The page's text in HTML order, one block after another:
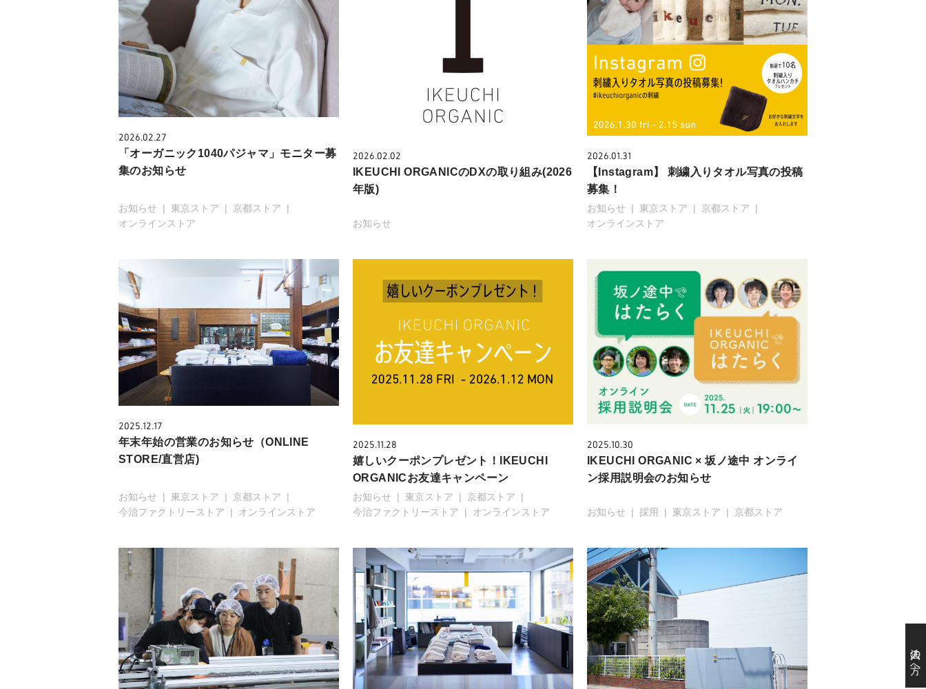
法人の方へ
2026.02.27
「オーガニック1040パジャマ」モニター募
集のお知らせ
お知らせ 東京ストア
京都ストア
オンラインストア
2026.02.02
IKEUCHI ORGANICのDXの取り組み(2026
年版)
お知らせ
2026.01.31
【Instagram】 刺繍入りタオル写真の投稿
募集！
お知らせ 東京ストア
京都ストア
オンラインストア
2025.12.17
年末年始の営業のお知らせ（ONLINE
STORE/直営店)
お知らせ 東京ストア
京都ストア
今治ファクトリーストア
オンラインストア
2025.11.28
嬉しいクーポンプレゼント！IKEUCHI
ORGANICお友達キャンペーン
お知らせ 東京ストア
京都ストア
今治ファクトリーストア
オンラインストア
2025.10.30
IKEUCHI ORGANIC × 坂ノ途中 オンライ
ン採用説明会のお知らせ
お知らせ 採用 東京ストア 京都ストア